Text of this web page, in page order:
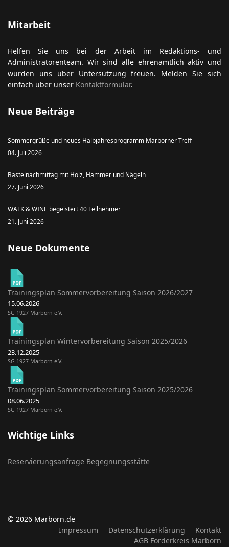
Mitarbeit
Helfen Sie uns bei der Arbeit im Redaktions- und
Administratorenteam. Wir sind alle ehrenamtlich aktiv und
würden uns über Untersützung freuen. Melden Sie sich
einfach über unser Kontaktformular.
Neue Beiträge
Sommergrüße und neues Halbjahresprogramm Marborner Treff
04. Juli 2026
Bastelnachmittag mit Holz, Hammer und Nägeln
27. Juni 2026
WALK & WINE begeistert 40 Teilnehmer
21. Juni 2026
Neue Dokumente
Trainingsplan Sommervorbereitung Saison 2026/2027
15.06.2026
SG 1927 Marborn e.V.
Trainingsplan Wintervorbereitung Saison 2025/2026
23.12.2025
SG 1927 Marborn e.V.
Trainingsplan Sommervorbereitung Saison 2025/2026
08.06.2025
SG 1927 Marborn e.V.
Wichtige Links
Reservierungsanfrage Begegnungsstätte
© 2026 Marborn.de
Impressum
Datenschutzerklärung
Kontakt
AGB Förderkreis Marborn